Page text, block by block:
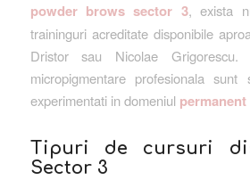
powder brows sector 3, exista
traininguri acreditate disponibile
Dristor sau Nicolae
micropigmentare profesionala
experimentati in domeniul
Tipuri de cursuri
Sector 3